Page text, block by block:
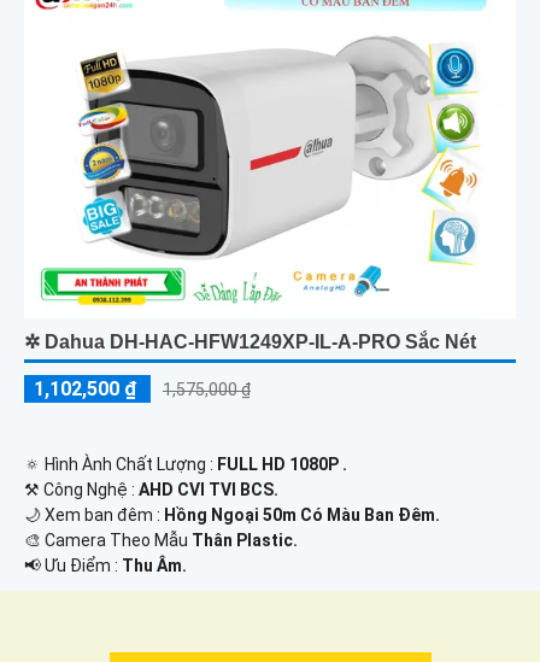
✲ Dahua DH-HAC-HFW1249XP-IL-A-PRO Sắc Nét
1,102,500 ₫ 1,575,000 ₫
🔅 Hình Ành Chất Lượng : FULL HD 1080P .
⚒ Công Nghệ : AHD CVI TVI BCS.
🌙 Xem ban đêm : Hồng Ngoại 50m Có Màu Ban Ðêm.
🎨 Camera Theo Mẫu Thân Plastic.
️📢 Ưu Điểm : Thu Âm.